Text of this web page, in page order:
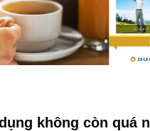
không còn quá